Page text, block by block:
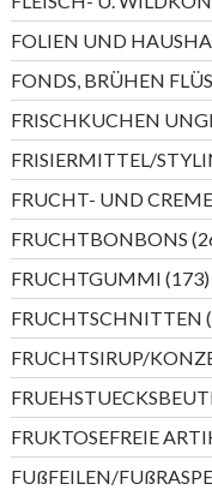
FOLIEN UND
FONDS, BRÜHEN
FRISCHKUCHEN
FRISIERMITTEL/
FRUCHT- UND
FRUCHTBONBONS
FRUCHTGUMMI 173
FRUCHTSCHNITTEN
FRUCHTSIRUP/
FRUKTOSEFREIE
FUßFEILEN/